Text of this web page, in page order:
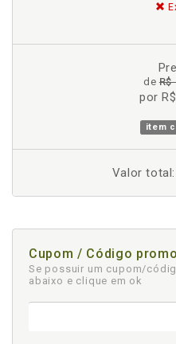
deR$
por
item
Valor total:
Cupom / Código
Se possuir um cupom/
abaixo e clique em ok